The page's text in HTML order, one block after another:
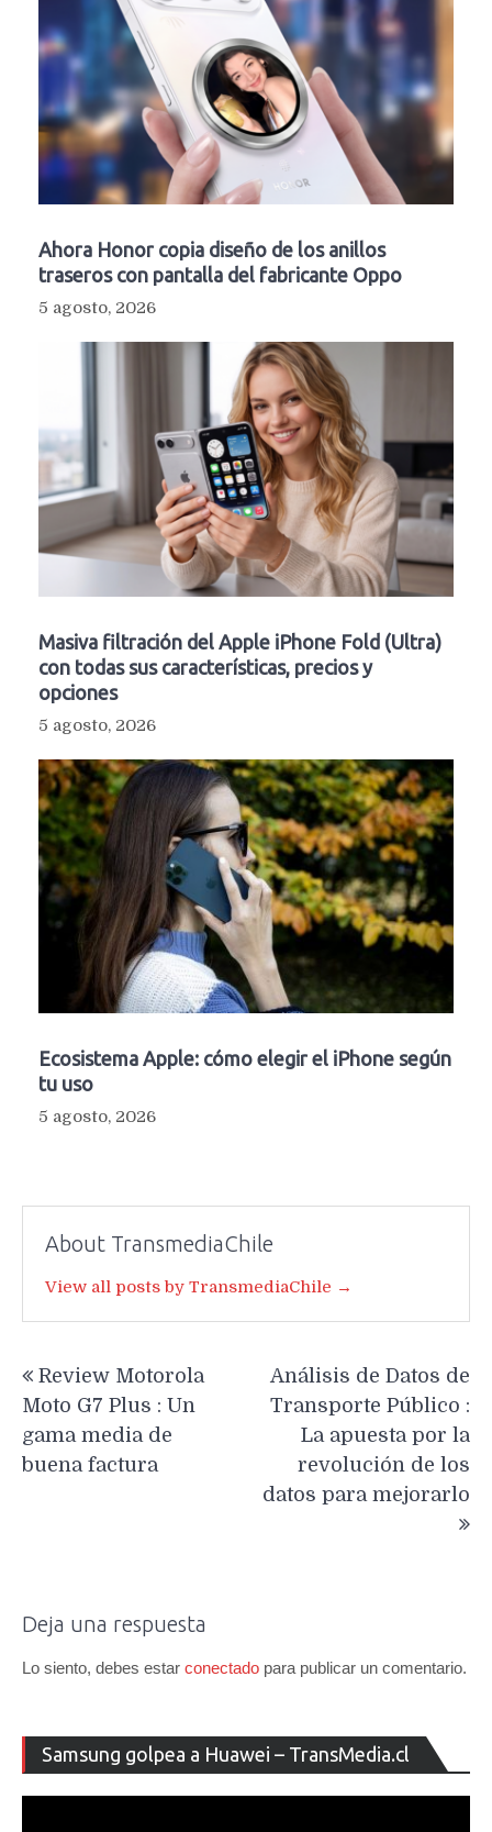
Ahora Honor copia diseño de los anillos
traseros con pantalla del fabricante Oppo
5 agosto, 2026
Masiva filtración del Apple iPhone Fold (Ultra)
con todas sus características, precios y
opciones
5 agosto, 2026
Ecosistema Apple: cómo elegir el iPhone según
tu uso
5 agosto, 2026
About TransmediaChile
View all posts by TransmediaChile →
de
entradas
Review Motorola
Moto G7 Plus : Un
gama media de
buena factura
Análisis de Datos de
Transporte Público :
La apuesta por la
revolución de los
datos para mejorarlo
Deja una respuesta
Lo siento, debes estar conectado para publicar un comentario.
Samsung golpea a Huawei – TransMedia.cl
de